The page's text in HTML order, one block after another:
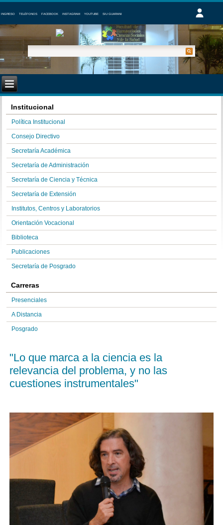
INGRESO TELÉFONOS FACEBOOK INSTAGRAM YOUTUBE SIU GUARANI
Institucional
Política Institucional
Consejo Directivo
Secretaría Académica
Secretaría de Administración
Secretaría de Ciencia y Técnica
Secretaría de Extensión
Institutos, Centros y Laboratorios
Orientación Vocacional
Biblioteca
Publicaciones
Secretaría de Posgrado
Carreras
Presenciales
A Distancia
Posgrado
"Lo que marca a la ciencia es la
relevancia del problema, y no las
cuestiones instrumentales"